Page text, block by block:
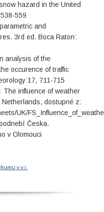
hazard in the United
559
and
3rd ed. Boca Raton:
analysis of the
occurence of traffic
17, 711-715
The influence of weather
dostupné z:
UK/
Česka.
v Olomouci
v.v.i.